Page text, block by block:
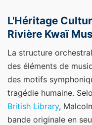
L'Héritage
Rivière Kwaï
La structure
des éléments de
des motifs
tragédie humaine.
British Library,
bande originale en